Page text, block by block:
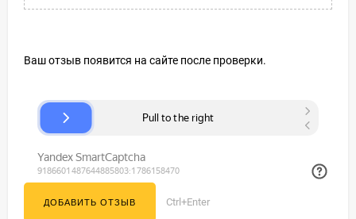
Ваш отзыв появится на сайте после проверки.
Ctrl+Enter